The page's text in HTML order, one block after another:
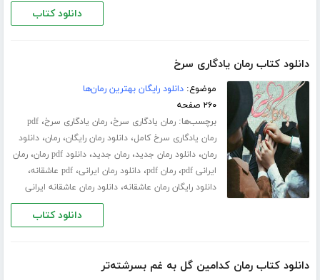
دانلود کتاب
دانلود کتاب رمان یادگاری سرخ
موضوع:دانلود رایگان بهترین رمان‌ها
۲۶۰ صفحه
برچسب‌ها:رمان یادگاری سرخ،رمان یادگاری سرخ،pdf
رمان یادگاری سرخ کامل،دانلود رمان رایگان،رمان،دانلود
رمان،دانلود رمان جدید،رمان جدید،دانلود pdf رمان ،رمان
ایرانی pdf
،رمان pdf ،دانلود رمان ایرانی،pdf عاشقانه ،
دانلود رایگان رمان عاشقانه،دانلود رمان عاشقانه ایرانی
دانلود کتاب
دانلود کتاب رمان کدامین گل به غم بسرشته‌تر